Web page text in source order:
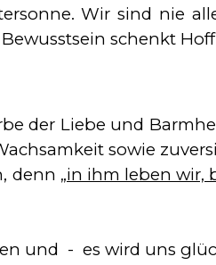
Wir sind nie
Bewusstsein schenkt
der Liebe und
sowie
denn „in ihm leben wir,
und - es wird uns